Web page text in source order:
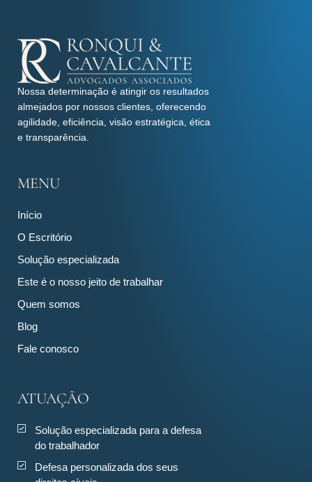
Nossa determinação é atingir os resultados
almejados por nossos clientes, oferecendo
agilidade, eficiência, visão estratégica, ética
e transparência.
MENU
Início
O Escritório
Solução especializada
Este é o nosso jeito de trabalhar
Quem somos
Blog
Fale conosco
ATUAÇÃO
Solução especializada para a defesa
do trabalhador
Defesa personalizada dos seus